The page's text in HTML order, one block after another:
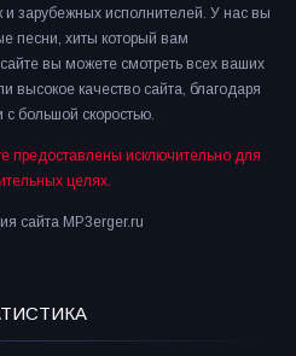
и зарубежных исполнителей. У нас вы
песни, хиты который вам
вы можете смотреть всех ваших
качество сайта, благодаря
большой скоростью.
предоставлены исключительно для
целях.
сайта MP3erger.ru